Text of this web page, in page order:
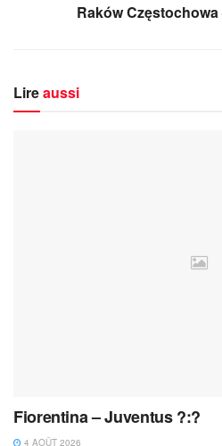
Raków
Lireaussi
Fiorentina – Juventus ?:?
4 AOÛT 2026